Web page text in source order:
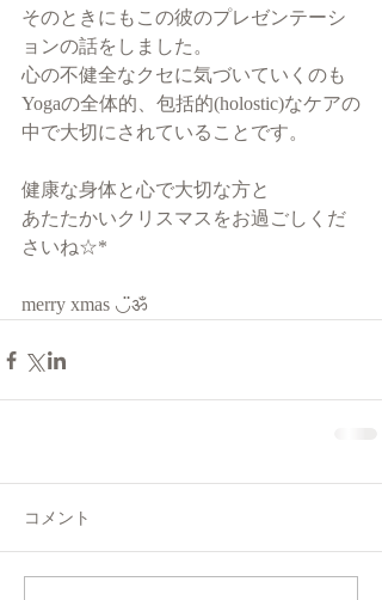
そのときにもこの彼のプレゼンテーシ
ョンの話をしました。
心の不健全なクセに気づいていくのも
Yogaの全体的、包括的(holostic)なケアの
中で大切にされていることです。
健康な身体と心で大切な方と
あたたかいクリスマスをお過ごしくだ
さいね☆*
merry xmas ◡̈ॐ
コメント